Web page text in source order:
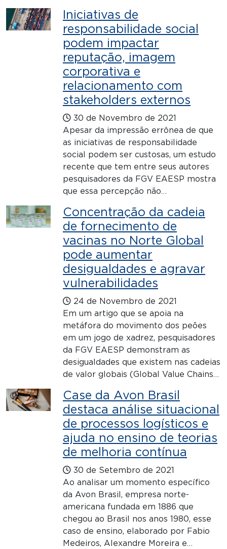
Iniciativas de
responsabilidade social
podem impactar
reputação, imagem
corporativa e
relacionamento com
stakeholders externos
30 de Novembro de 2021
Apesar da impressão errônea de que
as iniciativas de responsabilidade
social podem ser custosas, um estudo
recente que tem entre seus autores
pesquisadores da FGV EAESP mostra
que essa percepção não…
Concentração da cadeia
de fornecimento de
vacinas no Norte Global
pode aumentar
desigualdades e agravar
vulnerabilidades
24 de Novembro de 2021
Em um artigo que se apoia na
metáfora do movimento dos peões
em um jogo de xadrez, pesquisadores
da FGV EAESP demonstram as
desigualdades que existem nas cadeias
de valor globais (Global Value Chains…
Case da Avon Brasil
destaca análise situacional
de processos logísticos e
ajuda no ensino de teorias
de melhoria contínua
30 de Setembro de 2021
Ao analisar um momento específico
da Avon Brasil, empresa norte-
americana fundada em 1886 que
chegou ao Brasil nos anos 1980, esse
caso de ensino, elaborado por Fabio
Medeiros, Alexandre Moreira e…